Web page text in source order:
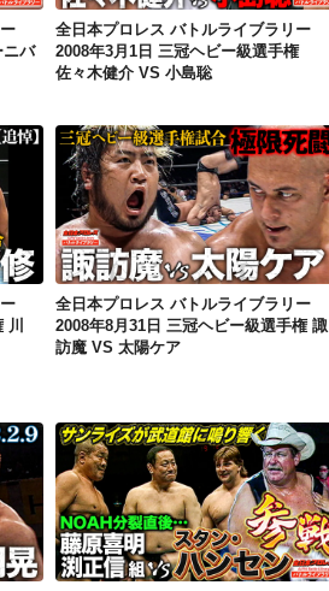
ニバ
全日本プロレス バトルライブラリー
2008年3月1日 三冠ヘビー級選手権
佐々木健介 VS 小島聡
全日本プロレス バトルライブラリー 2004年9月3日 三冠ヘビー級選手権 川田利明 VS 西村修
川
全日本プロレス バトルライブラリー
2008年8月31日 三冠ヘビー級選手権 諏
訪魔 VS 太陽ケア
全日本プロレス バトルライブラリー 2002年2月9日 川田利明 VS 本間朋晃 全日本プロレス バトルライブラリー 2000年10月28日 スタン・ハンセン/S・ウィリアムス/W・ホークフィールド VS 渕正信/藤原喜明/J・スミス